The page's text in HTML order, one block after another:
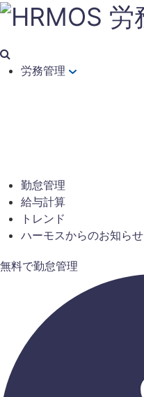
労務管理
勤怠管理
給与計算
トレンド
ハーモスからのお知らせ
無料で勤怠管理